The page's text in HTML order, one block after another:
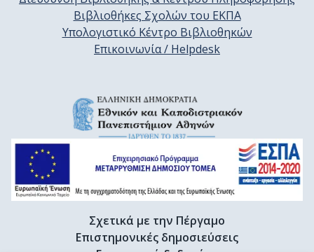
Βιβλιοθήκες Σχολών του ΕΚΠΑ
Υπολογιστικό Κέντρο Βιβλιοθηκών
Επικοινωνία / Helpdesk
Σχετικά με την Πέργαμο
Επιστημονικές δημοσιεύσεις